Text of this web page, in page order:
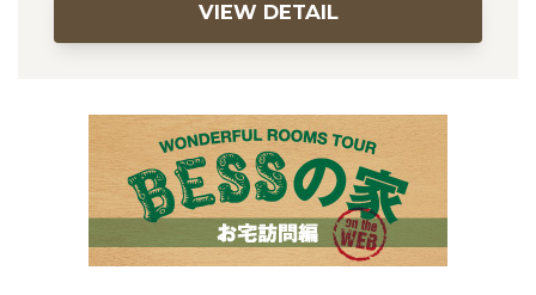
VIEW DETAIL